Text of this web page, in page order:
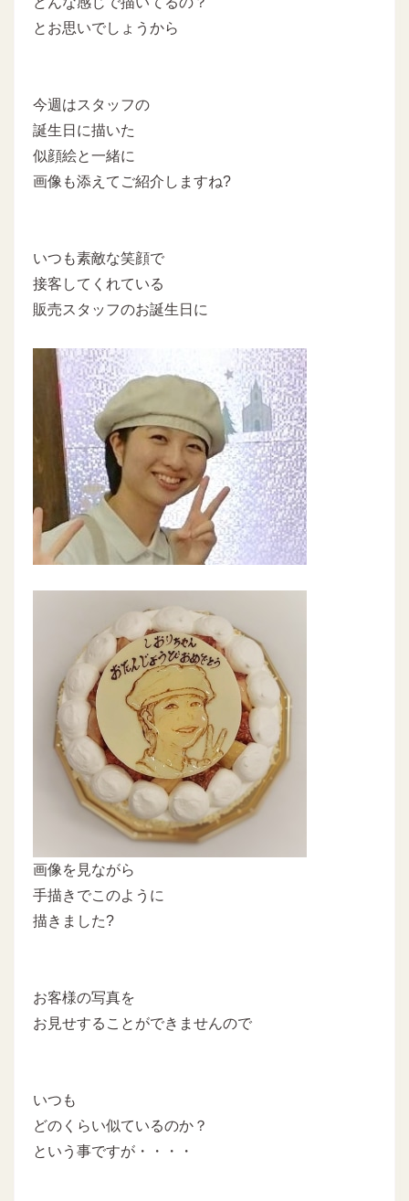
とお思いでしょうから
今週はスタッフの
誕生日に描いた
似顔絵と一緒に
画像も添えてご紹介しますね?
いつも素敵な笑顔で
接客してくれている
販売スタッフのお誕生日に
画像を見ながら
手描きでこのように
描きました?
お客様の写真を
お見せすることができませんので
いつも
どのくらい似ているのか？
という事ですが・・・・